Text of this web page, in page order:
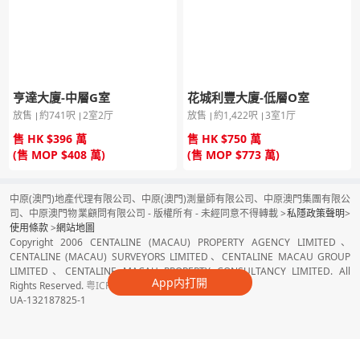
亨達大廈-中層G室
放售 約741呎 2室2厅
售 HK $396 萬
(售 MOP $408 萬)
花城利豐大廈-低層O室
放售 約1,422呎 3室1厅
售 HK $750 萬
(售 MOP $773 萬)
App内打開
中原(澳門)地產代理有限公司、中原(澳門)測量師有限公司、中原澳門集團有限公
司、中原澳門物業顧問有限公司 - 版權所有 - 未經同意不得轉載 >私隱政策聲明>
使用條款>網站地圖
Copyright 2006 CENTALINE (MACAU) PROPERTY AGENCY LIMITED、
CENTALINE (MACAU) SURVEYORS LIMITED、CENTALINE MACAU GROUP
LIMITED、CENTALINE MACAU PROPERTY CONSULTANCY LIMITED. All
Rights Reserved. 粤ICP备16080050号
UA-132187825-1